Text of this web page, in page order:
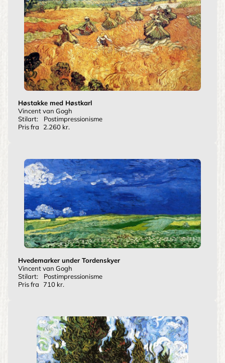
Høstakke med Høstkarl
Vincent van Gogh
Stilart:
Postimpressionisme
Pris fra
2.260 kr.
Hvedemarker under Tordenskyer
Vincent van Gogh
Stilart:
Postimpressionisme
Pris fra 710 kr.